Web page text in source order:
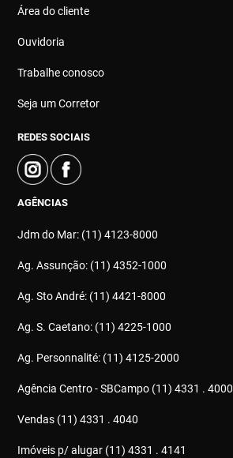
Área do cliente
Ouvidoria
Trabalhe conosco
Seja um Corretor
REDES SOCIAIS
AGÊNCIAS
Jdm do Mar: (11) 4123-8000
Ag. Assunção: (11) 4352-1000
Ag. Sto André: (11) 4421-8000
Ag. S. Caetano: (11) 4225-1000
Ag. Personnalité: (11) 4125-2000
Agência Centro - SBCampo (11) 4331 . 4000
Vendas (11) 4331 . 4040
Imóveis p/ alugar (11) 4331 . 4141